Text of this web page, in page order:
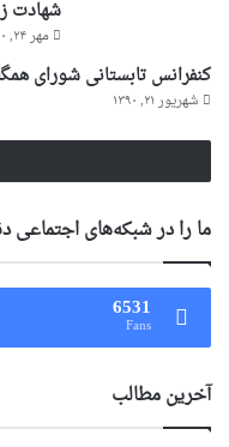
شهادت
مهر ۲۴, ۱۳۹۰
کنفرانس تابستانی شورای
شهریور ۲۱, ۱۳۹۰
ما را در شبکه‌های اجتماعی
6531
Fans
آخرین مطالب